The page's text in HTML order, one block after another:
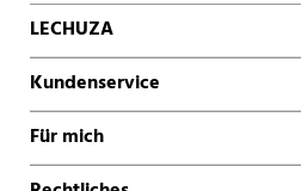
LECHUZA
Kundenservice
Für mich